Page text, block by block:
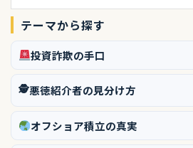
テーマから探す
投資詐欺の手口
🕵️悪徳紹介者の見分け方
オフショア積立の真実